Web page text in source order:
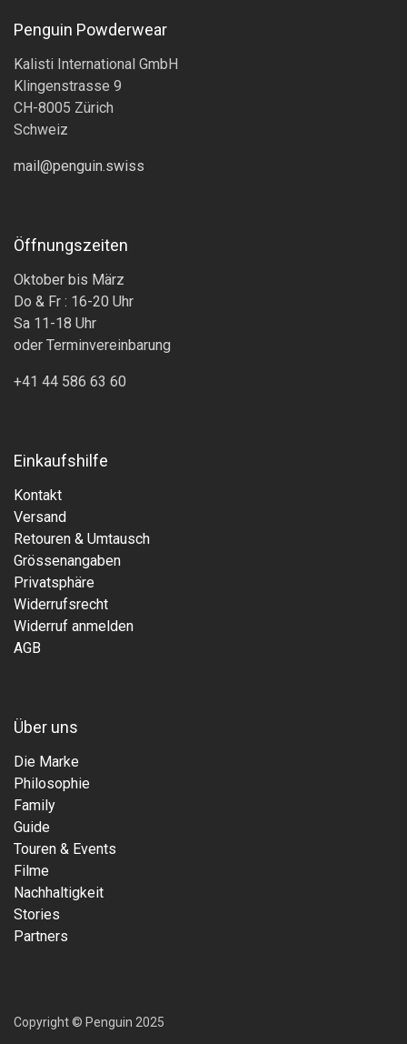
Penguin Powderwear
Kalisti International GmbH
Klingenstrasse 9
CH-8005 Zürich
Schweiz
mail@penguin.swiss
Öffnungszeiten
Oktober bis März
Do & Fr : 16-20 Uhr
Sa 11-18 Uhr
oder Terminvereinbarung
+41 44 586 63 60
Einkaufshilfe
Kontakt
Versand
Retouren & Umtausch
Grössenangaben
Privatsphäre
Widerrufsrecht
Widerruf anmelden
AGB
Über uns
Die Marke
Philosophie
Family
Guide
Touren & Events
Filme
Nachhaltigkeit
Stories
Partners
Copyright © Penguin 2025